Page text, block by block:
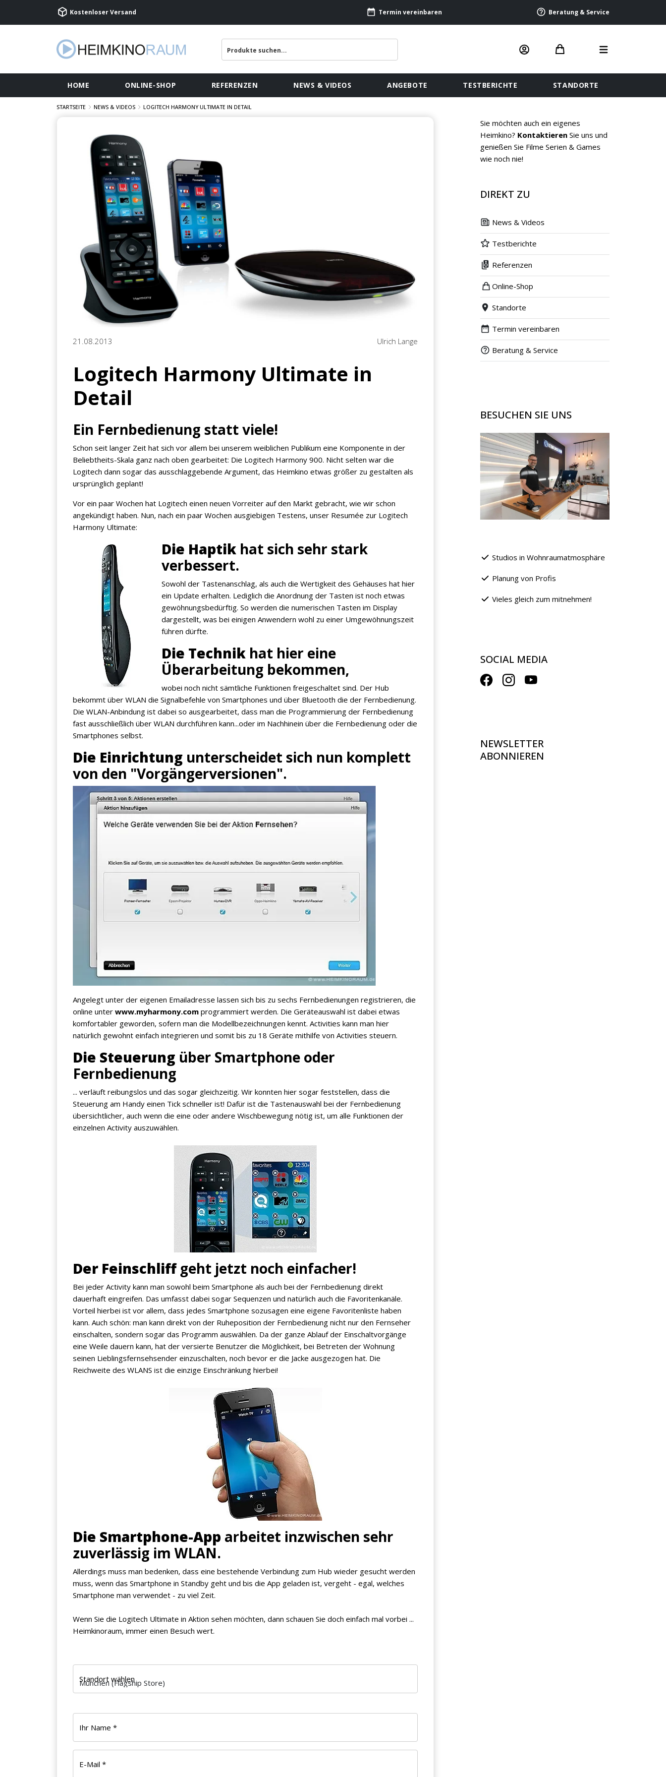
Kostenloser Versand Termin vereinbaren Beratung & Service
HOME ONLINE-SHOP REFERENZEN NEWS & VIDEOS ANGEBOTE TESTBERICHTE STANDORTE
STARTSEITE NEWS & VIDEOS LOGITECH HARMONY ULTIMATE IN DETAIL
21.08.2013 Ulrich Lange
Logitech Harmony Ultimate in
Detail
Ein Fernbedienung statt viele!
Schon seit langer Zeit hat sich vor allem bei unserem weiblichen Publikum eine Komponente in der
Beliebtheits-Skala ganz nach oben gearbeitet: Die Logitech Harmony 900. Nicht selten war die
Logitech dann sogar das ausschlaggebende Argument, das Heimkino etwas größer zu gestalten als
ursprünglich geplant!
Vor ein paar Wochen hat Logitech einen neuen Vorreiter auf den Markt gebracht, wie wir schon
angekündigt haben. Nun, nach ein paar Wochen ausgiebigen Testens, unser Resumée zur Logitech
Harmony Ultimate:
Die Haptik hat sich sehr stark
verbessert.
Sowohl der Tastenanschlag, als auch die Wertigkeit des Gehäuses hat hier
ein Update erhalten. Lediglich die Anordnung der Tasten ist noch etwas
gewöhnungsbedürftig. So werden die numerischen Tasten im Display
dargestellt, was bei einigen Anwendern wohl zu einer Umgewöhnungszeit
führen dürfte.
Die Technik hat hier eine
Überarbeitung bekommen,
wobei noch nicht sämtliche Funktionen freigeschaltet sind. Der Hub
bekommt über WLAN die Signalbefehle von Smartphones und über Bluetooth die der Fernbedienung.
Die WLAN-Anbindung ist dabei so ausgearbeitet, dass man die Programmierung der Fernbedienung
fast ausschließlich über WLAN durchführen kann...oder im Nachhinein über die Fernbedienung oder die
Smartphones selbst.
Die Einrichtung unterscheidet sich nun komplett
von den "Vorgängerversionen".
Angelegt unter der eigenen Emailadresse lassen sich bis zu sechs Fernbedienungen registrieren, die
online unter www.myharmony.com programmiert werden. Die Geräteauswahl ist dabei etwas
komfortabler geworden, sofern man die Modellbezeichnungen kennt. Activities kann man hier
natürlich gewohnt einfach integrieren und somit bis zu 18 Geräte mithilfe von Activities steuern.
Die Steuerung über Smartphone oder
Fernbedienung
... verläuft reibungslos und das sogar gleichzeitig. Wir konnten hier sogar feststellen, dass die
Steuerung am Handy einen Tick schneller ist! Dafür ist die Tastenauswahl bei der Fernbedienung
übersichtlicher, auch wenn die eine oder andere Wischbewegung nötig ist, um alle Funktionen der
einzelnen Activity auszuwählen.
Der Feinschliffgeht jetzt noch einfacher!
Bei jeder Activity kann man sowohl beim Smartphone als auch bei der Fernbedienung direkt
dauerhaft eingreifen. Das umfasst dabei sogar Sequenzen und natürlich auch die Favoritenkanäle.
Vorteil hierbei ist vor allem, dass jedes Smartphone sozusagen eine eigene Favoritenliste haben
kann. Auch schön: man kann direkt von der Ruheposition der Fernbedienung nicht nur den Fernseher
einschalten, sondern sogar das Programm auswählen. Da der ganze Ablauf der Einschaltvorgänge
eine Weile dauern kann, hat der versierte Benutzer die Möglichkeit, bei Betreten der Wohnung
seinen Lieblingsfernsehsender einzuschalten, noch bevor er die Jacke ausgezogen hat. Die
Reichweite des WLANS ist die einzige Einschränkung hierbei!
Die Smartphone-App arbeitet inzwischen sehr
zuverlässig im WLAN.
Allerdings muss man bedenken, dass eine bestehende Verbindung zum Hub wieder gesucht werden
muss, wenn das Smartphone in Standby geht und bis die App geladen ist, vergeht - egal, welches
Smartphone man verwendet - zu viel Zeit.
Wenn Sie die Logitech Ultimate in Aktion sehen möchten, dann schauen Sie doch einfach mal vorbei ...
Heimkinoraum, immer einen Besuch wert.
Standort wählen
Ihr Name *
E-Mail *
Sie möchten auch ein eigenes
Heimkino? Kontaktieren Sie uns und
genießen Sie Filme Serien & Games
wie noch nie!
DIREKT ZU
News & Videos
Testberichte
Referenzen
Online-Shop
Standorte
Termin vereinbaren
Beratung & Service
BESUCHEN SIE UNS
Studios in Wohnraumatmosphäre
Planung von Profis
Vieles gleich zum mitnehmen!
SOCIAL MEDIA
NEWSLETTER
ABONNIEREN
×
KEINE ANGEBOTE
VERPASSEN
Erhalten Sie exklusive Angebote, News und
Updates direkt in Ihr Postfach. Kostenlos und
jederzeit kündbar.
Mit der Anmeldung akzeptieren Sie unsere
. Sie können sich